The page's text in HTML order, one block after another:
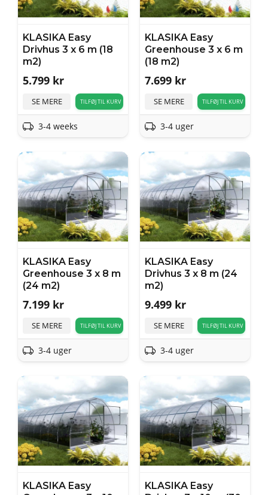
KLASIKA Easy
Drivhus 3 x 6 m (18
m2)
5.799 kr
SE MERE TILFØJ TIL KURV
3-4 weeks
KLASIKA Easy
Greenhouse 3 x 6 m
(18 m2)
7.699 kr
SE MERE TILFØJ TIL KURV
3-4 uger
KLASIKA Easy
Greenhouse 3 x 8 m
(24 m2)
7.199 kr
SE MERE TILFØJ TIL KURV
3-4 uger
KLASIKA Easy
Drivhus 3 x 8 m (24
m2)
9.499 kr
SE MERE TILFØJ TIL KURV
3-4 uger
KLASIKA Easy
KLASIKA Easy